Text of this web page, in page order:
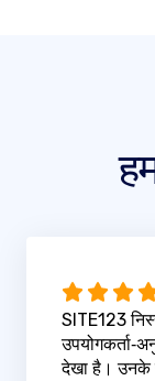
SITE123
देखा है। उनके